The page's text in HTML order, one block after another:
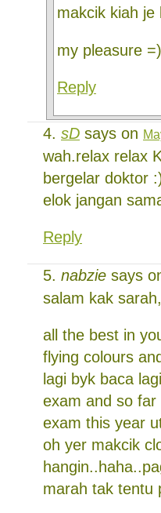
makcik kiah je
my pleasure =)
Reply
sD says on
wah.relax relax
bergelar doktor
elok jangan
Reply
nabzie says
salam kak sarah,
all the best in
flying colours
lagi byk baca
exam and so far
exam this year
oh yer makcik
marah tak tentu